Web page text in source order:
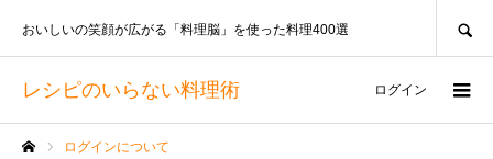
レシピのいらない料理術
おいしいの笑顔が広がる「料理脳」を使った料理400選
ログイン
ログインについて